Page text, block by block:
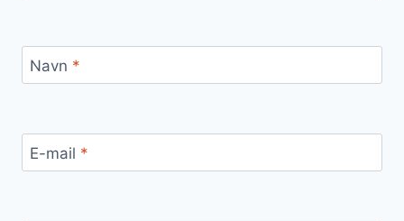
Navn *
E-mail *